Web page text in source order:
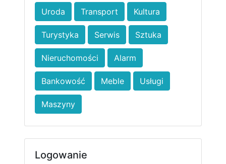
Uroda Transport Kultura
Turystyka Serwis Sztuka
Nieruchomości Alarm
Bankowość Meble Usługi
Maszyny
Logowanie